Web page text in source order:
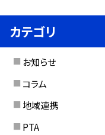
カテゴリ
お知らせ
コラム
地域連携
PTA